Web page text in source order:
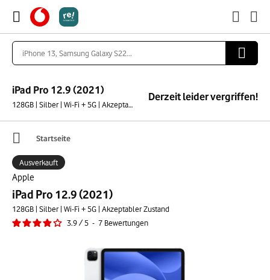
iPad Pro 12.9 (2021)
128GB | Silber | Wi-Fi + 5G | Akzeptabler Zustand
Derzeit leider vergriffen!
Startseite
Apple
iPad Pro 12.9 (2021)
128GB | Silber | Wi-Fi + 5G | Akzeptabler Zustand
3.9/5 - 7 Bewertungen
Ausverkauft